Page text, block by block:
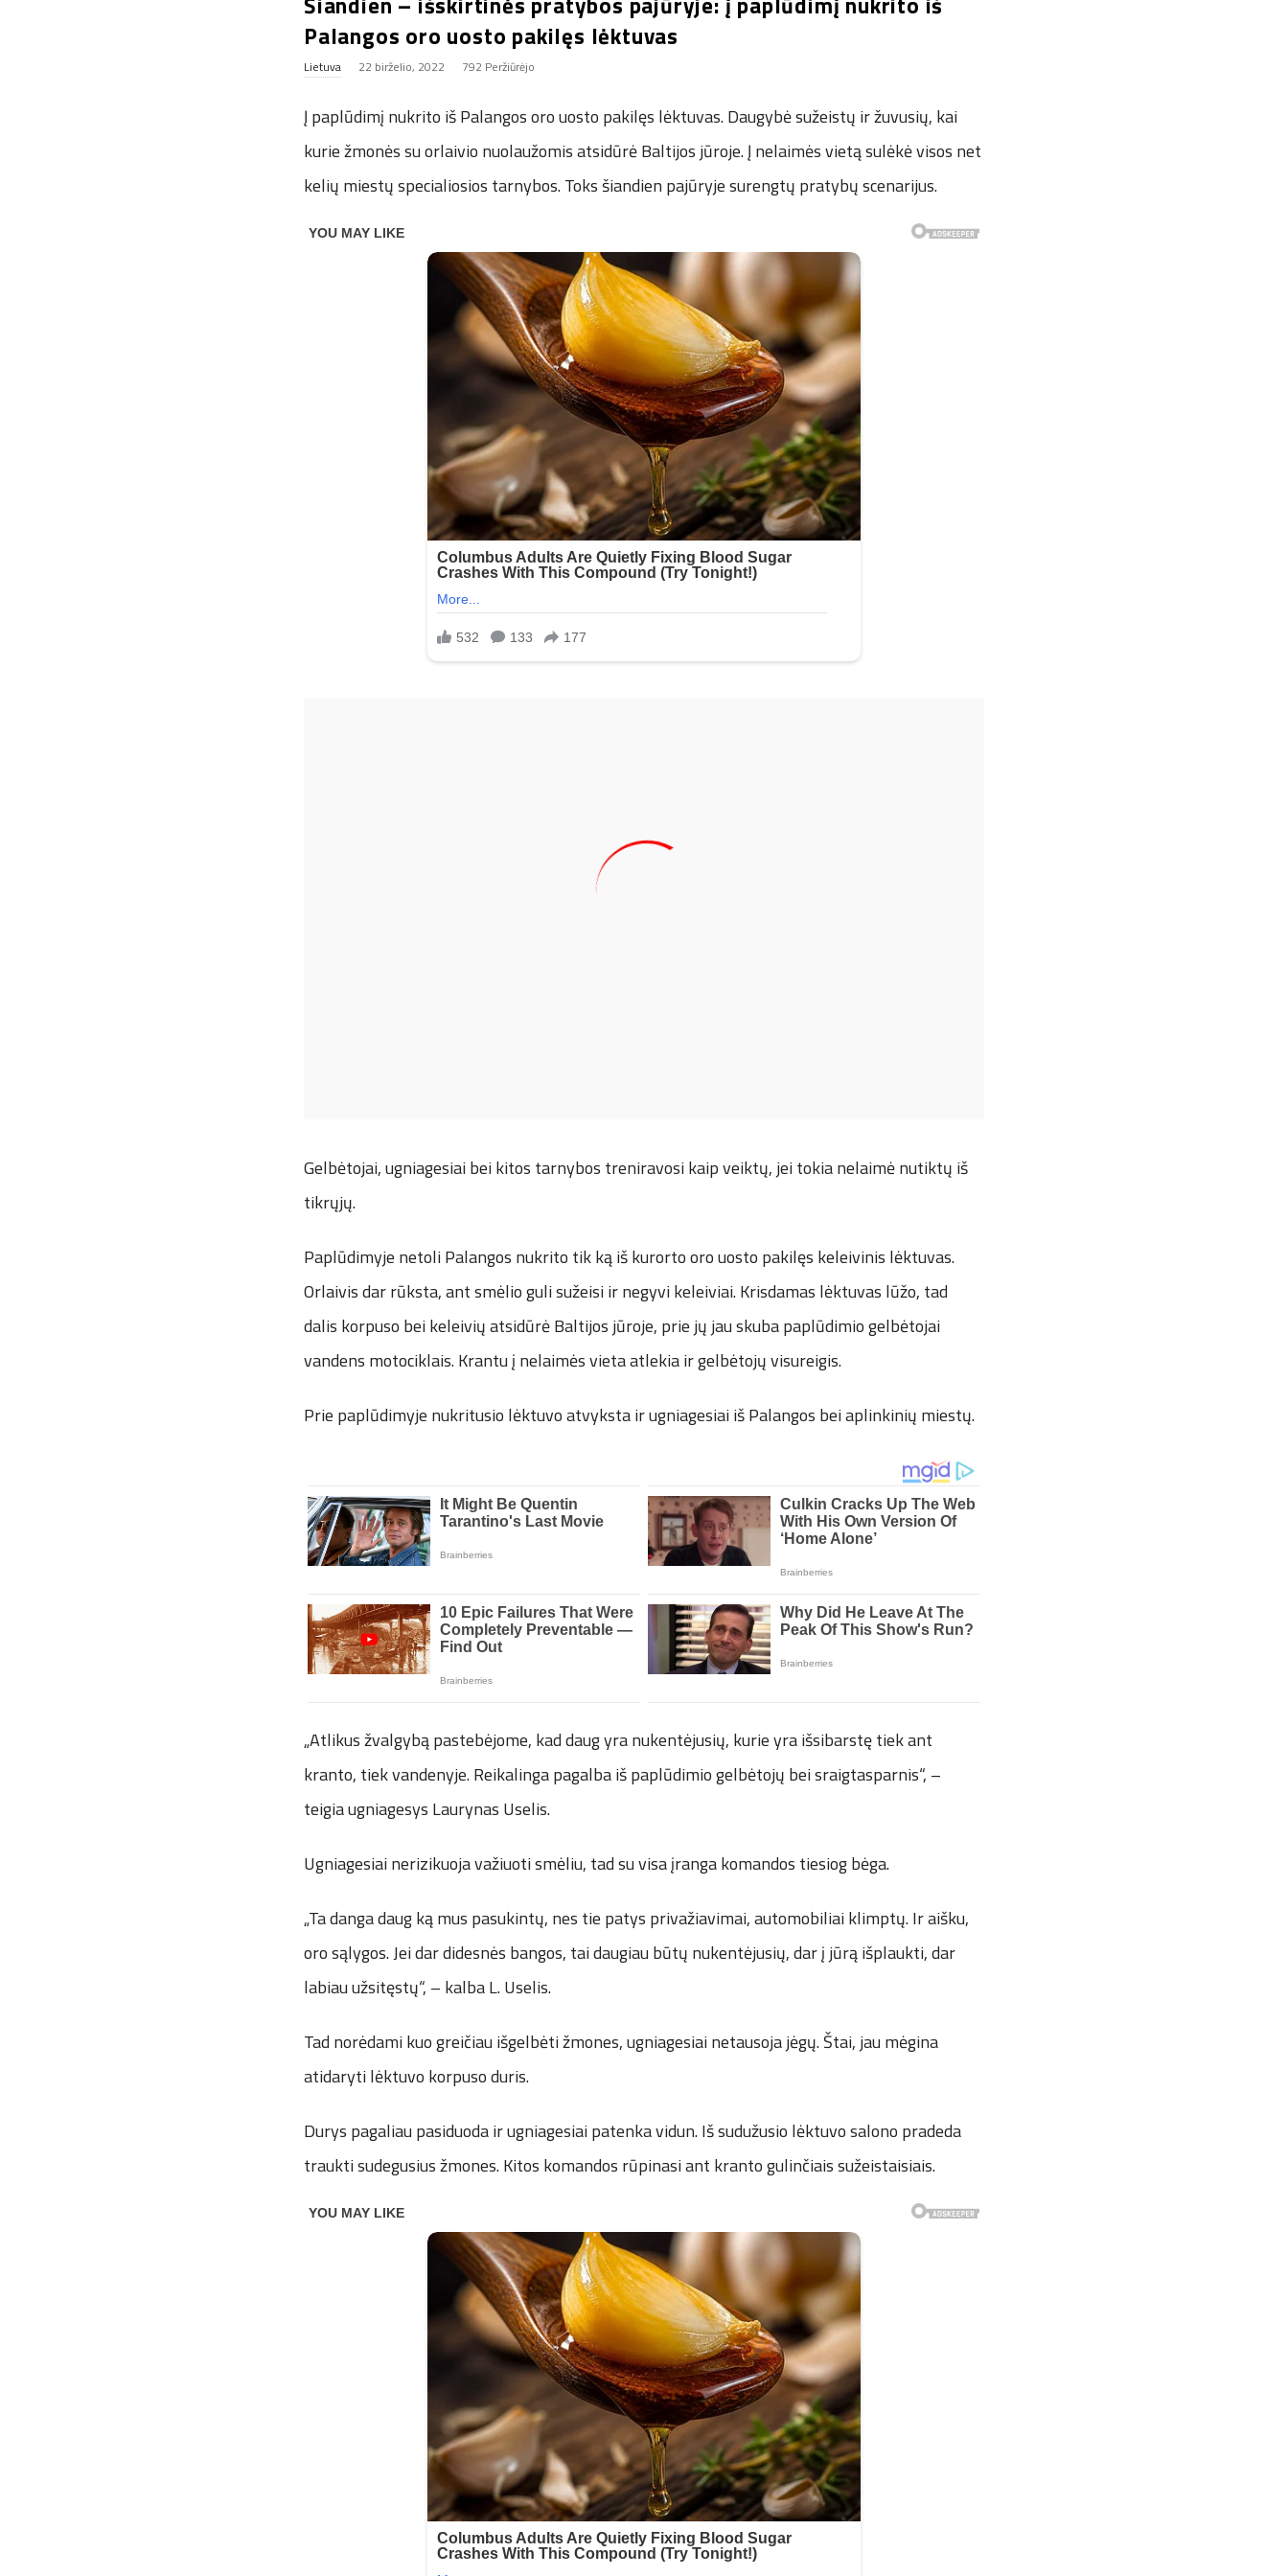
Palangos oro uosto pakilęs lėktuvas
Lietuva 22 birželio, 2022 792 Peržiūrėjo
Į paplūdimį nukrito iš Palangos oro uosto pakilęs lėktuvas. Daugybė sužeistų ir žuvusių, kai
kurie žmonės su orlaivio nuolaužomis atsidūrė Baltijos jūroje. Į nelaimės vietą sulėkė visos net
kelių miestų specialiosios tarnybos. Toks šiandien pajūryje surengtų pratybų scenarijus.
Gelbėtojai, ugniagesiai bei kitos tarnybos treniravosi kaip veiktų, jei tokia nelaimė nutiktų iš
tikrųjų.
Paplūdimyje netoli Palangos nukrito tik ką iš kurorto oro uosto pakilęs keleivinis lėktuvas.
Orlaivis dar rūksta, ant smėlio guli sužeisi ir negyvi keleiviai. Krisdamas lėktuvas lūžo, tad
dalis korpuso bei keleivių atsidūrė Baltijos jūroje, prie jų jau skuba paplūdimio gelbėtojai
vandens motociklais. Krantu į nelaimės vieta atlekia ir gelbėtojų visureigis.
Prie paplūdimyje nukritusio lėktuvo atvyksta ir ugniagesiai iš Palangos bei aplinkinių miestų.
„Atlikus žvalgybą pastebėjome, kad daug yra nukentėjusių, kurie yra išsibarstę tiek ant
kranto, tiek vandenyje. Reikalinga pagalba iš paplūdimio gelbėtojų bei sraigtasparnis“, –
teigia ugniagesys Laurynas Uselis.
Ugniagesiai nerizikuoja važiuoti smėliu, tad su visa įranga komandos tiesiog bėga.
„Ta danga daug ką mus pasukintų, nes tie patys privažiavimai, automobiliai klimptų. Ir aišku,
oro sąlygos. Jei dar didesnės bangos, tai daugiau būtų nukentėjusių, dar į jūrą išplaukti, dar
labiau užsitęstų“, – kalba L. Uselis.
Tad norėdami kuo greičiau išgelbėti žmones, ugniagesiai netausoja jėgų. Štai, jau mėgina
atidaryti lėktuvo korpuso duris.
Durys pagaliau pasiduoda ir ugniagesiai patenka vidun. Iš sudužusio lėktuvo salono pradeda
traukti sudegusius žmones. Kitos komandos rūpinasi ant kranto gulinčiais sužeistaisiais.